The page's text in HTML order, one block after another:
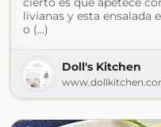
livianas y esta ensalada
o (...)
Doll's Kitchen